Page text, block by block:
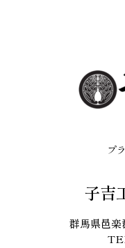
プ
子吉
群馬県邑楽